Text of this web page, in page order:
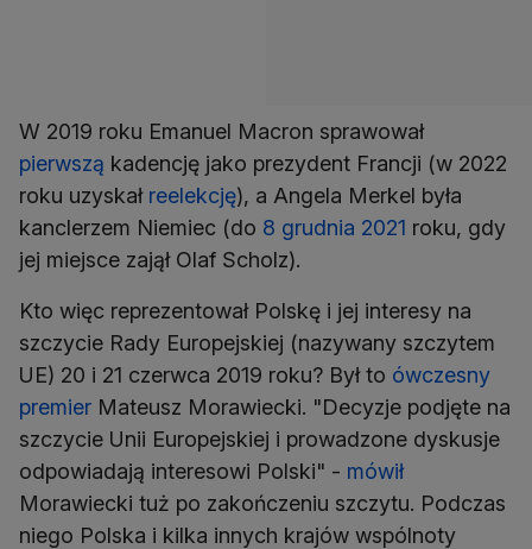
W 2019 roku Emanuel Macron sprawował
pierwszą kadencję jako prezydent Francji (w 2022
roku uzyskał reelekcję), a Angela Merkel była
kanclerzem Niemiec (do 8 grudnia 2021 roku, gdy
jej miejsce zajął Olaf Scholz).
Kto więc reprezentował Polskę i jej interesy na
szczycie Rady Europejskiej (nazywany szczytem
UE) 20 i 21 czerwca 2019 roku? Był to ówczesny
premier Mateusz Morawiecki. "Decyzje podjęte na
szczycie Unii Europejskiej i prowadzone dyskusje
odpowiadają interesowi Polski" - mówił
Morawiecki tuż po zakończeniu szczytu. Podczas
niego Polska i kilka innych krajów wspólnoty